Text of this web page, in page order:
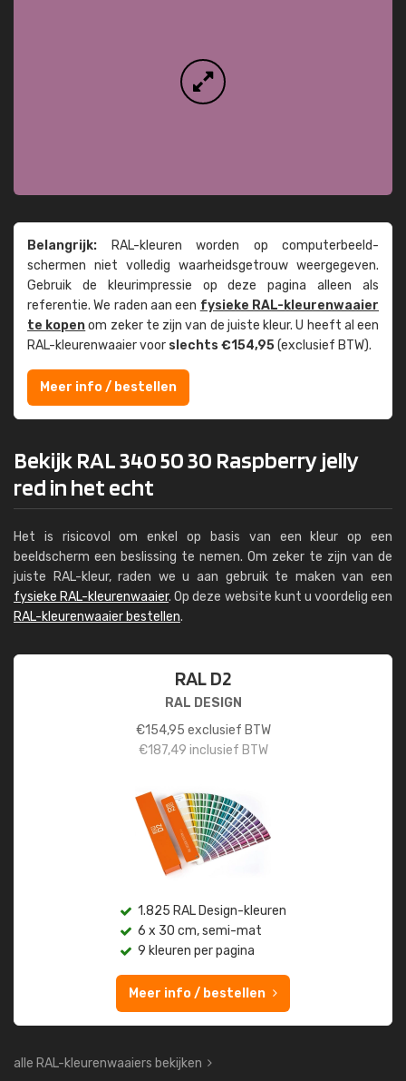
Belangrijk: RAL-kleuren worden op computer­beeld­
schermen niet volledig waarheids­­getrouw weer­gegeven.
Gebruik de kleur­impressie op deze pagina alleen als
referentie. We raden aan een fysieke RAL-kleuren­waaier
te kopenom zeker te zijn van de juiste kleur. U heeft al een
RAL-kleuren­waaier voor slechts €154,95(exclusief BTW).
Meer info / bestellen
Bekijk RAL 340 50 30 Raspberry jelly
red in het echt
Het is risicovol om enkel op basis van een kleur op een
beeldscherm een beslissing te nemen. Om zeker te zijn van de
juiste RAL-kleur, raden we u aan gebruik te maken van een
fysieke RAL-kleurenwaaier. Op deze website kunt u voordelig een
RAL-kleurenwaaier bestellen.
RAL D2
RAL DESIGN
€154,95 exclusief BTW
€187,49 inclusief BTW
1.825 RAL Design-kleuren
6 x 30 cm, semi-mat
9 kleuren per pagina
Meer info / bestellen
alle RAL-kleurenwaaiers bekijken